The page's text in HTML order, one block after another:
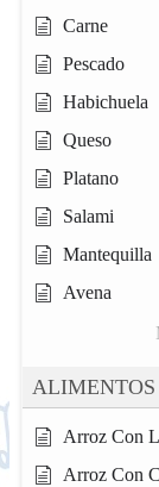
Carne
Pescado
Habichuela
Queso
Platano
Salami
Mantequilla
Avena
ALIMENTOS
Arroz Con
Arroz Con